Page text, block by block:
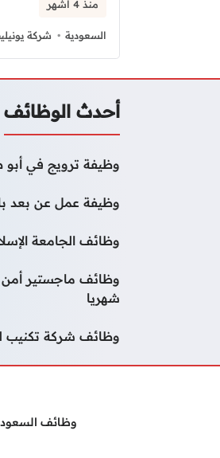
منذ 4 أشهر
السعودية شركة
أحدث الوظائف
وظيفة ترويج في
وظيفة عمل عن بعد
وظائف الجامعة
شهريا
وظائف شركة تكنيب
وظائف